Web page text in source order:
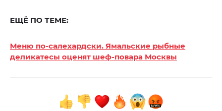
ЕЩЁ ПО ТЕМЕ:
Меню по-салехардски. Ямальские рыбные
деликатесы оценят шеф-повара Москвы